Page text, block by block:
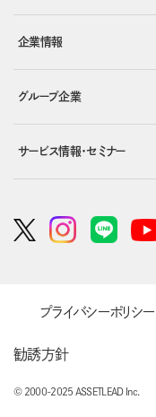
企業情報
グループ企業
サービス情報・セミナー
プライバシーポリシー
勧誘方針
© 2000-2025 ASSETLEAD Inc.